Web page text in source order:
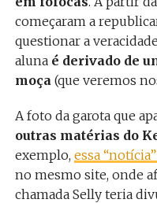
começaram a
questionar a
aluna é derivado de
moça(que veremos
A foto da garota que
outras matérias do
exemplo, essa
no mesmo site, onde
chamada Selly teria